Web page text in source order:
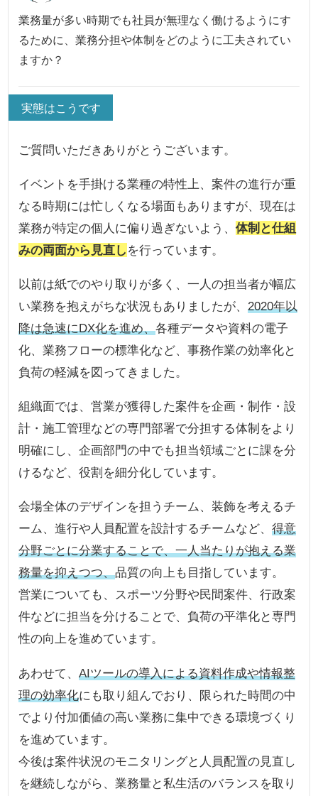
業務量が多い時期でも社員が無理なく働けるようにす
るために、業務分担や体制をどのように工夫されてい
ますか？
実態はこうです
ご質問いただきありがとうございます。
イベントを手掛ける業種の特性上、案件の進行が重
なる時期には忙しくなる場面もありますが、現在は
業務が特定の個人に偏り過ぎないよう、体制と仕組
みの両面から見直し を行っています。
以前は紙でのやり取りが多く、一人の担当者が幅広
い業務を抱えがちな状況もありましたが、2020年以
降は急速にDX化を進め、各種データや資料の電子
化、業務フローの標準化など、事務作業の効率化と
負荷の軽減を図ってきました。
組織面では、営業が獲得した案件を企画・制作・設
計・施工管理などの専門部署で分担する体制をより
明確にし、企画部門の中でも担当領域ごとに課を分
けるなど、役割を細分化しています。
会場全体のデザインを担うチーム、装飾を考えるチ
ーム、進行や人員配置を設計するチームなど、得意
分野ごとに分業することで、一人当たりが抱える業
務量を抑えつつ、品質の向上も目指しています。
営業についても、スポーツ分野や民間案件、行政案
件などに担当を分けることで、負荷の平準化と専門
性の向上を進めています。
あわせて、AIツールの導入による資料作成や情報整
理の効率化にも取り組んでおり、限られた時間の中
でより付加価値の高い業務に集中できる環境づくり
を進めています。
今後は案件状況のモニタリングと人員配置の見直し
を継続しながら、業務量と私生活のバランスを取り